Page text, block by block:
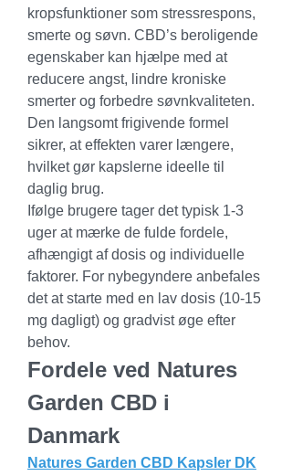
kropsfunktioner som stressrespons,
smerte og søvn. CBD’s beroligende
egenskaber kan hjælpe med at
reducere angst, lindre kroniske
smerter og forbedre søvnkvaliteten.
Den langsomt frigivende formel
sikrer, at effekten varer længere,
hvilket gør kapslerne ideelle til
daglig brug.
Ifølge brugere tager det typisk 1-3
uger at mærke de fulde fordele,
afhængigt af dosis og individuelle
faktorer. For nybegyndere anbefales
det at starte med en lav dosis (10-15
mg dagligt) og gradvist øge efter
behov.
Fordele ved Natures
Garden CBD i
Danmark
Natures Garden CBD Kapsler DK